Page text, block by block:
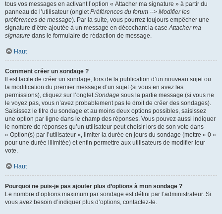
tous vos messages en activant l’option « Attacher ma signature » à partir du
panneau de l’utilisateur (ongletPréférences du forum --> Modifier les
préférences de message). Par la suite, vous pourrez toujours empêcher une
signature d’être ajoutée à un message en décochant la caseAttacher ma
signature dans le formulaire de rédaction de message.
Haut
Comment créer un sondage ?
Il est facile de créer un sondage, lors de la publication d’un nouveau sujet ou
la modification du premier message d’un sujet (si vous en avez les
permissions), cliquez sur l’ongletSondage sous la partie message (si vous ne
le voyez pas, vous n’avez probablement pas le droit de créer des sondages).
Saisissez le titre du sondage et au moins deux options possibles, saisissez
une option par ligne dans le champ des réponses. Vous pouvez aussi indiquer
le nombre de réponses qu’un utilisateur peut choisir lors de son vote dans
« Option(s) par l’utilisateur », limiter la durée en jours du sondage (mettre « 0 »
pour une durée illimitée) et enfin permettre aux utilisateurs de modifier leur
vote.
Haut
Pourquoi ne puis-je pas ajouter plus d’options à mon sondage ?
Le nombre d’options maximum par sondage est défini par l’administrateur. Si
vous avez besoin d’indiquer plus d’options, contactez-le.